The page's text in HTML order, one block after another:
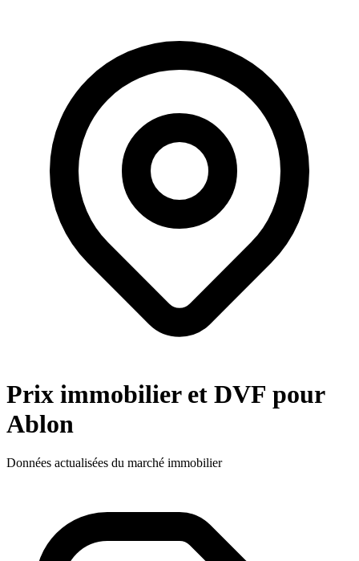
Prix immobilier et DVF pour
Ablon
Données actualisées du marché immobilier